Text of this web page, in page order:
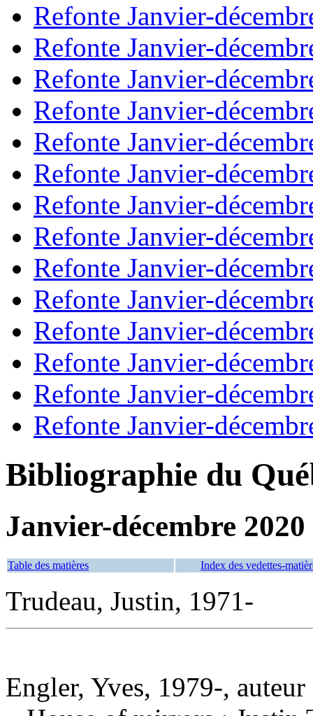
Refonte Janvier-
Refonte Janvier-
Refonte Janvier-
Refonte Janvier-
Refonte Janvier-
Refonte Janvier-
Refonte Janvier-
Refonte Janvier-
Refonte Janvier-
Refonte Janvier-
Refonte Janvier-
Refonte Janvier-
Refonte Janvier-
Refonte Janvier-
Bibliographie du
Janvier-décembre 2020
Table des matières Index des vedettes-
Trudeau, Justin, 1971-
Engler, Yves, 1979-, auteur